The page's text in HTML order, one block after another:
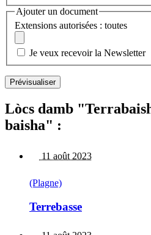
Ajouter un document
Extensions autorisées : toutes
Je veux recevoir la Newsletter
Lòcs damb
baisha" :
11 août 2023
(Plagne)
Terrebasse